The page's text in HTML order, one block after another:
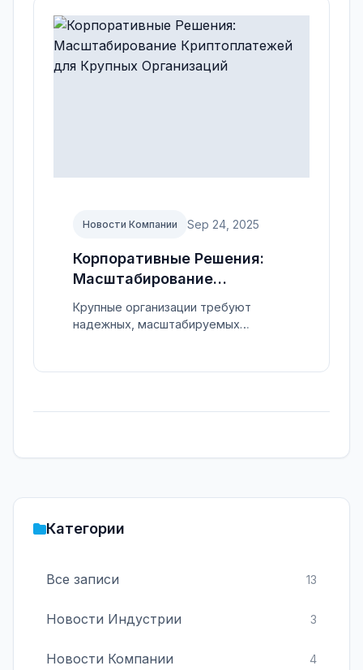
Категории
Все записи 13
Новости Индустрии 3
Новости Компании 4
Новости Компании Sep 24, 2025
Корпоративные Решения:
Масштабирование
Криптоплатежей для
Крупных Организаций
Крупные организации требуют
надежных, масштабируемых